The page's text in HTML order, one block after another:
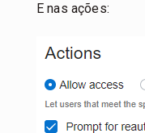
E nas ações: